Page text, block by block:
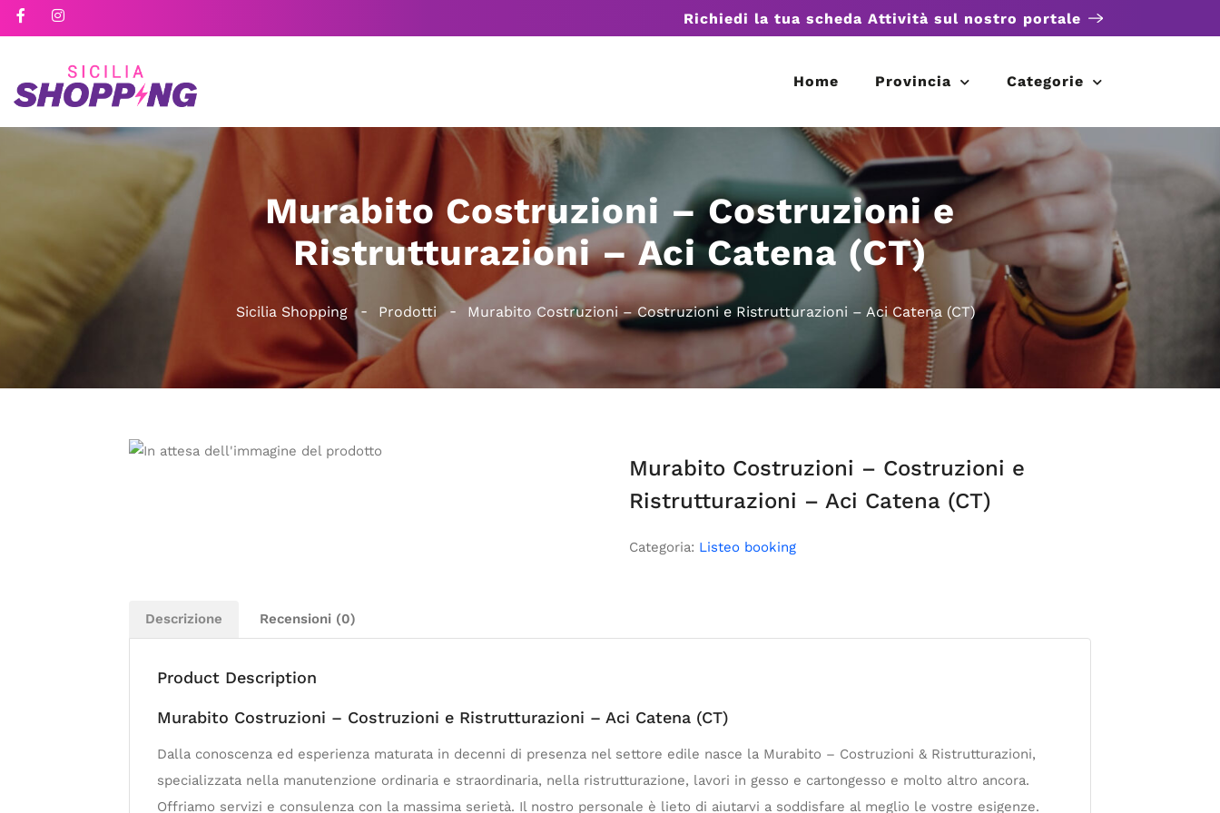
Richiedi la tua scheda Attività sul nostro portale
Home Provincia Categorie
Murabito Costruzioni – Costruzioni e
Ristrutturazioni – Aci Catena (CT)
Sicilia Shopping Prodotti Murabito Costruzioni – Costruzioni e Ristrutturazioni – Aci Catena (CT)
Murabito Costruzioni – Costruzioni e
Ristrutturazioni – Aci Catena (CT)
Categoria: Listeo booking
Descrizione Recensioni (0)
Product Description
Murabito Costruzioni – Costruzioni e Ristrutturazioni – Aci Catena (CT)
Dalla conoscenza ed esperienza maturata in decenni di presenza nel settore edile nasce la Murabito – Costruzioni & Ristrutturazioni,
specializzata nella manutenzione ordinaria e straordinaria, nella ristrutturazione, lavori in gesso e cartongesso e molto altro ancora.
Offriamo servizi e consulenza con la massima serietà. Il nostro personale è lieto di aiutarvi a soddisfare al meglio le vostre esigenze.